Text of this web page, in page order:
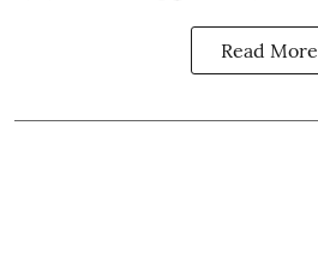
Read More